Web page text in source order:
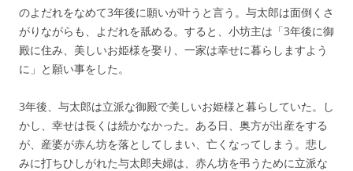
のよだれをなめて3年後に願いが叶うと言う。与太郎は面倒くさ
がりながらも、よだれを舐める。すると、小坊主は「3年後に御
殿に住み、美しいお姫様を娶り、一家は幸せに暮らしますよう
に」と願い事をした。
3年後、与太郎は立派な御殿で美しいお姫様と暮らしていた。し
かし、幸せは長くは続かなかった。ある日、奥方が出産をする
が、産婆が赤ん坊を落としてしまい、亡くなってしまう。悲し
みに打ちひしがれた与太郎夫婦は、赤ん坊を弔うために立派な